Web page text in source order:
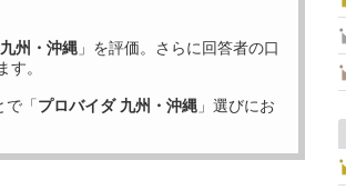
州・沖縄 」を評価。さらに回答者の口
。
で「プロバイダ 九州・沖縄 」選びにお